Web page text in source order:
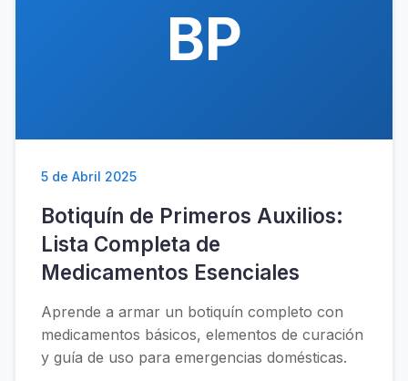
BP
5 de Abril 2025
Botiquín de Primeros Auxilios:
Lista Completa de
Medicamentos Esenciales
Aprende a armar un botiquín completo con
medicamentos básicos, elementos de curación
y guía de uso para emergencias domésticas.